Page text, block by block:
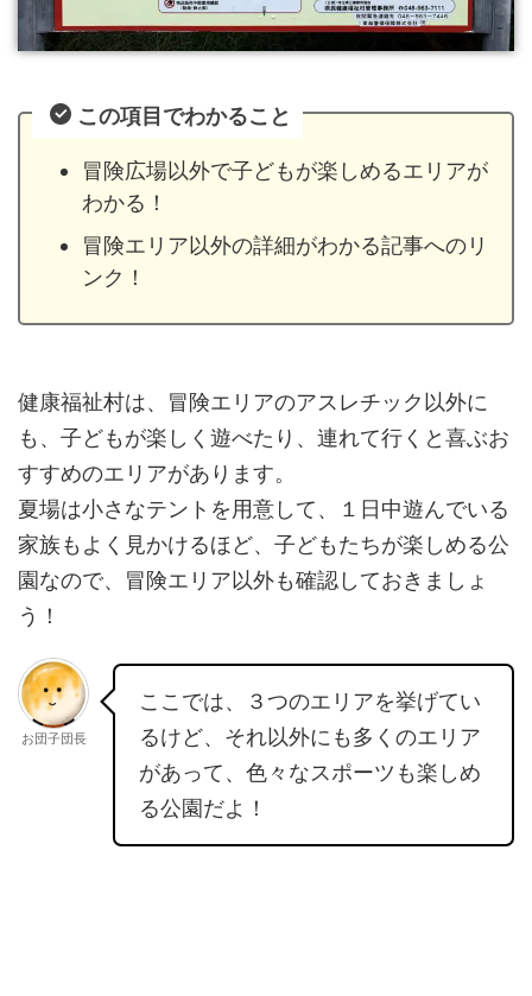
この項目でわかること
冒険広場以外で子どもが楽しめるエリアが
わかる！
冒険エリア以外の詳細がわかる記事へのリ
ンク！
健康福祉村は、冒険エリアのアスレチック以外に
も、子どもが楽しく遊べたり、連れて行くと喜ぶお
すすめのエリアがあります。
夏場は小さなテントを用意して、１日中遊んでいる
家族もよく見かけるほど、子どもたちが楽しめる公
園なので、冒険エリア以外も確認しておきましょ
う！
お団子団長
ここでは、３つのエリアを挙げてい
るけど、それ以外にも多くのエリア
があって、色々なスポーツも楽しめ
る公園だよ！